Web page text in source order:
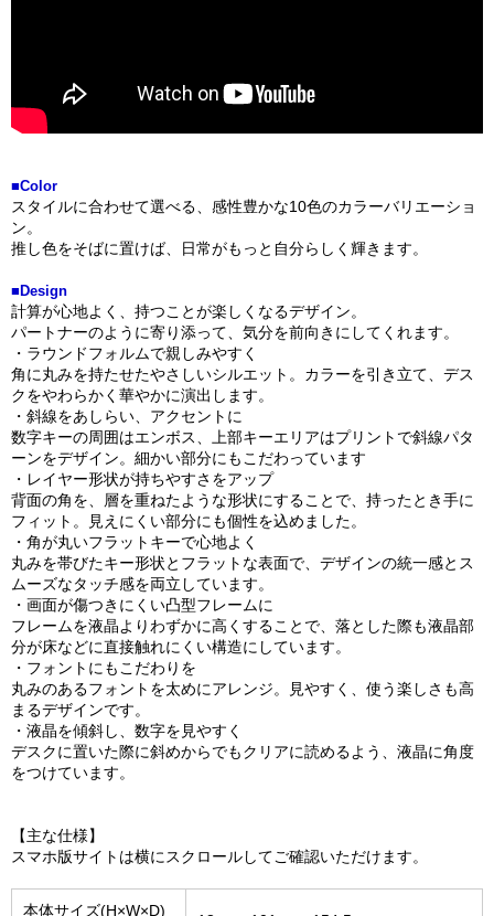
■Color
スタイルに合わせて選べる、感性豊かな10色のカラーバリエーショ
ン。
推し色をそばに置けば、日常がもっと自分らしく輝きます。
■Design
計算が心地よく、持つことが楽しくなるデザイン。
パートナーのように寄り添って、気分を前向きにしてくれます。
・ラウンドフォルムで親しみやすく
角に丸みを持たせたやさしいシルエット。カラーを引き立て、デス
クをやわらかく華やかに演出します。
・斜線をあしらい、アクセントに
数字キーの周囲はエンボス、上部キーエリアはプリントで斜線パタ
ーンをデザイン。細かい部分にもこだわっています
・レイヤー形状が持ちやすさをアップ
背面の角を、層を重ねたような形状にすることで、持ったとき手に
フィット。見えにくい部分にも個性を込めました。
・角が丸いフラットキーで心地よく
丸みを帯びたキー形状とフラットな表面で、デザインの統一感とス
ムーズなタッチ感を両立しています。
・画面が傷つきにくい凸型フレームに
フレームを液晶よりわずかに高くすることで、落とした際も液晶部
分が床などに直接触れにくい構造にしています。
・フォントにもこだわりを
丸みのあるフォントを太めにアレンジ。見やすく、使う楽しさも高
まるデザインです。
・液晶を傾斜し、数字を見やすく
デスクに置いた際に斜めからでもクリアに読めるよう、液晶に角度
をつけています。
【主な仕様】
スマホ版サイトは横にスクロールしてご確認いただけます。
本体サイズ(H×W×D)